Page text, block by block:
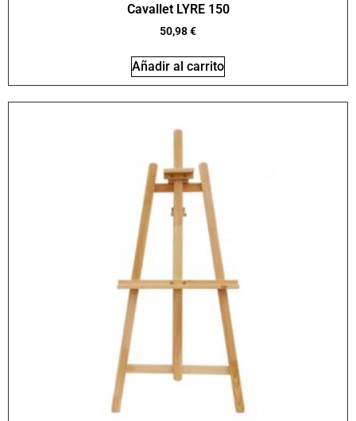
Cavallet LYRE 150
50,98€
Añadir al carrito